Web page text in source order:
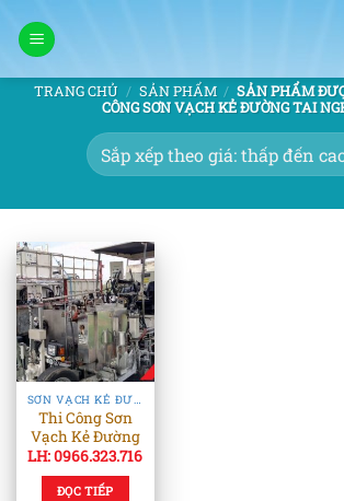
qua
dungTRANG CHỦ / SẢN PHẨM / SẢN PHẨM
CÔNG SƠN VẠCH KẺ ĐƯỜNG TAI
SƠN VẠCH KẺ ĐƯỜNG
Thi Công Sơn
Vạch Kẻ Đường
LH: 0966.323.716
ĐỌC TIẾP